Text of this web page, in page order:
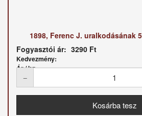
1898, Ferenc J. uralkodásának
Fogyasztói ár: 3290 Ft
Kedvezmény:
Ár / kg: